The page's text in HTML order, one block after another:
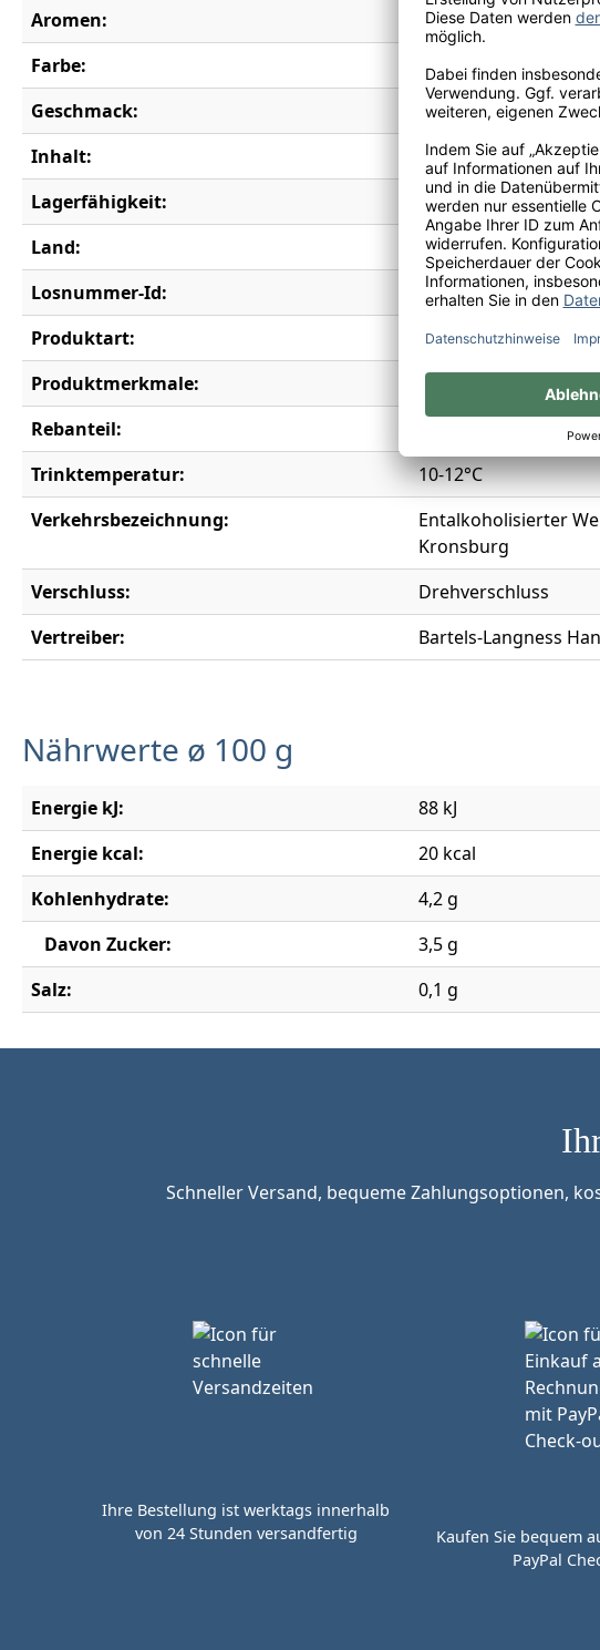
Aromen:
Brombeere, Pfeffer,
Farbe:
rosé
Geschmack:
lieblich
Inhalt:
0,75 l
Lagerfähigkeit:
2 Jahre
Land:
Deutschland
Losnummer-Id:
20189
Produktart:
Roséwein
Produktmerkmale:
Alkoholfrei
Rebanteil:
Carignan; Grenache
Trinktemperatur:
10-12°C
Verkehrsbezeichnung:
Entalkoholisierter
Kronsburg
Verschluss:
Drehverschluss
Vertreiber:
Bartels-Langness
Nährwerte ø 100 g
Energie kJ:
88 kJ
Energie kcal:
20 kcal
Kohlenhydrate:
4,2 g
Davon Zucker:
3,5 g
Salz:
0,1 g
Schneller Versand, bequeme Zahlungsoptionen,
Ihre Bestellung ist werktags innerhalb
von 24 Stunden versandfertig
Kaufen Sie bequem
PayPal